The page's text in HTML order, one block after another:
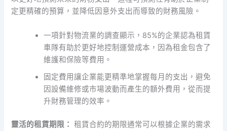
定更精確的預算，並降低因意外支出而導致的財務風險。
一項針對物流業的調查顯示，85%的企業認為租賃
車隊有助於更好地控制運營成本，因為租金包含了
維護和保險等費用。
固定費用讓企業能更精準地掌握每月的支出，避免
因設備維修或市場波動而產生的額外費用，從而提
升財務管理的效率。
靈活的租賃期限： 租賃合約的期限通常可以根據企業的需求